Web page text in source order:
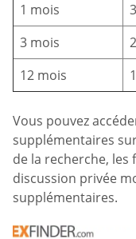
1 mois
3 mois
12 mois
Vous pouvez
supplémentaires
de la recherche,
discussion privée
supplémentaires.